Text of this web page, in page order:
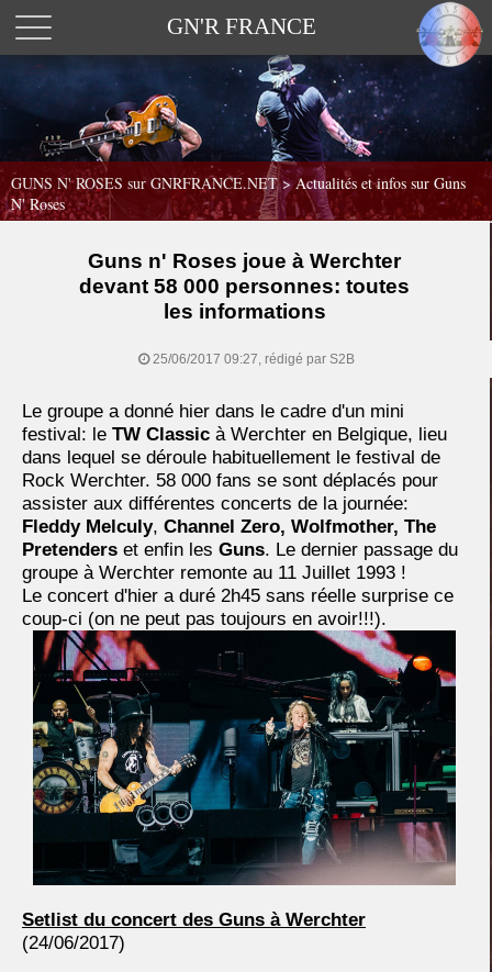
GN'R FRANCE
GUNS N' ROSES sur GNRFRANCE.NET>Actualités et infos sur Guns
N' Roses
Guns n' Roses joue à Werchter
devant 58 000 personnes: toutes
les informations
25/06/2017 09:27, rédigé par S2B
Le groupe a donné hier dans le cadre d'un mini
festival: le TW Classic à Werchter en Belgique, lieu
dans lequel se déroule habituellement le festival de
Rock Werchter. 58 000 fans se sont déplacés pour
assister aux différentes concerts de la journée:
Fleddy Melculy, Channel Zero, Wolfmother, The
Pretenders et enfin les Guns. Le dernier passage du
groupe à Werchter remonte au 11 Juillet 1993 !
Le concert d'hier a duré 2h45 sans réelle surprise ce
coup-ci (on ne peut pas toujours en avoir!!!).
Setlist du concert des Guns à Werchter
(24/06/2017)